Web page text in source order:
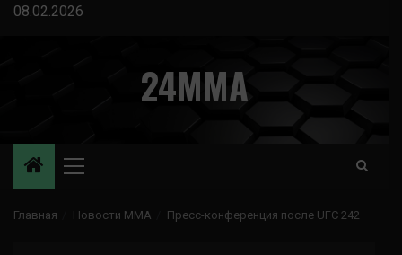
Перейти
08.02.2026
24MMA
Основное
Главная Новости ММА Пресс-конференция после UFC 242